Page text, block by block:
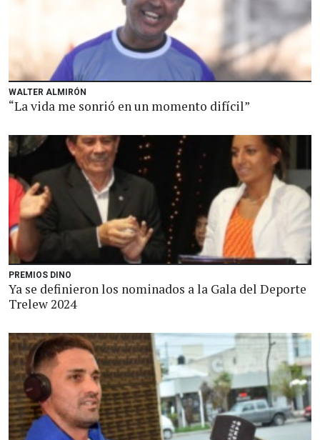
WALTER ALMIRÓN
“La vida me sonrió en un momento difícil”
PREMIOS DINO
Ya se definieron los nominados a la Gala del Deporte
Trelew 2024